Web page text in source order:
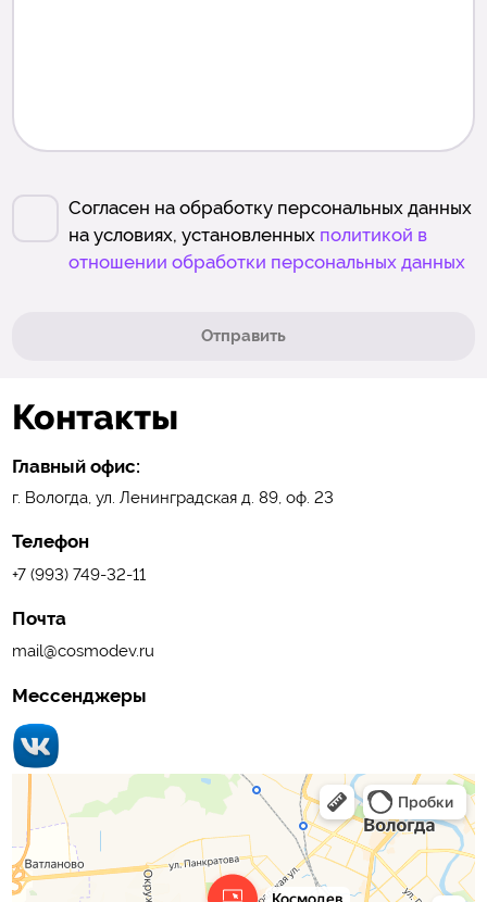
Согласен на обработку персональных данных
на условиях, установленных политикой в
отношении обработки персональных данных
Отправить
Контакты
Главный офис:
г. Вологда, ул. Ленинградская д. 89, оф. 23
Телефон
+7 (993) 749-32-11
Почта
mail@cosmodev.ru
Мессенджеры